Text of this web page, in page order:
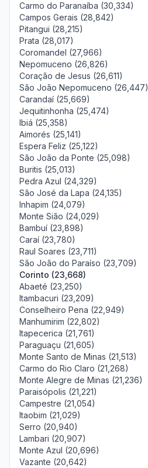
Carmo do Paranaíba (30,334)
Campos Gerais (28,842)
Pitangui (28,215)
Prata (28,017)
Coromandel (27,966)
Nepomuceno (26,826)
Coração de Jesus (26,611)
São João Nepomuceno (26,447)
Carandaí (25,669)
Jequitinhonha (25,474)
Ibiá (25,358)
Aimorés (25,141)
Espera Feliz (25,122)
São João da Ponte (25,098)
Buritis (25,013)
Pedra Azul (24,329)
São José da Lapa (24,135)
Inhapim (24,079)
Monte Sião (24,029)
Bambuí (23,898)
Caraí (23,780)
Raul Soares (23,711)
São João do Paraíso (23,709)
Corinto (23,668)
Abaeté (23,250)
Itambacuri (23,209)
Conselheiro Pena (22,949)
Manhumirim (22,802)
Itapecerica (21,761)
Paraguaçu (21,605)
Monte Santo de Minas (21,513)
Carmo do Rio Claro (21,268)
Monte Alegre de Minas (21,236)
Paraisópolis (21,221)
Campestre (21,054)
Itaobim (21,029)
Serro (20,940)
Lambari (20,907)
Monte Azul (20,696)
Vazante (20,642)